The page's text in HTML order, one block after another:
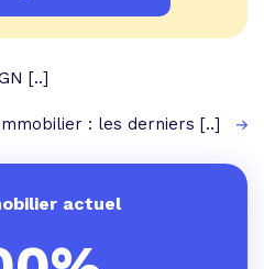
[..]
: les derniers [..]
actuel